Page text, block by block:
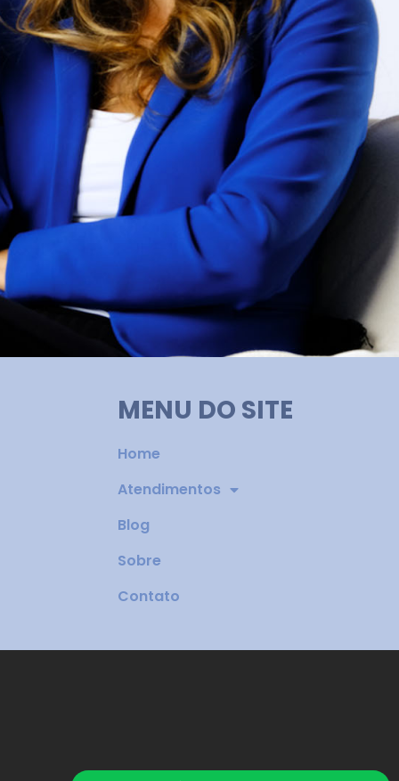
MENU DO SITE
Home
Atendimentos
Blog
Sobre
Contato